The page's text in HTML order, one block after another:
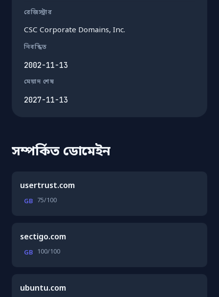
রেজিস্ট্রার
CSC Corporate Domains, Inc.
নিবন্ধিত
2002-11-13
মেয়াদ শেষ
2027-11-13
সম্পর্কিত ডোমেইন
usertrust.com
GB 75/100
sectigo.com
GB 100/100
ubuntu.com